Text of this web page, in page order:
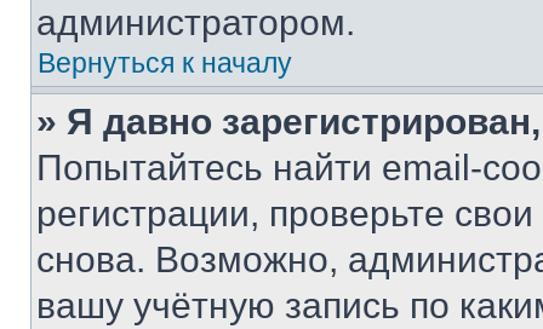
администратором.
Вернуться к началу
» Я давно
Попытайтесь найти email-
регистрации, проверьте
снова. Возможно,
вашу учётную запись по